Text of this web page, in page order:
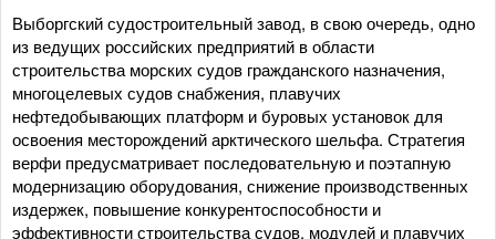
Выборгский судостроительный завод, в свою очередь, одно
из ведущих российских предприятий в области
строительства морских судов гражданского назначения,
многоцелевых судов снабжения, плавучих
нефтедобывающих платформ и буровых установок для
освоения месторождений арктического шельфа. Стратегия
верфи предусматривает последовательную и поэтапную
модернизацию оборудования, снижение производственных
издержек, повышение конкурентоспособности и
эффективности строительства судов, модулей и плавучих